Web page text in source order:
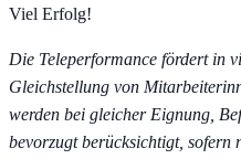
Viel Erfolg!
Die Teleperformance fördert in
Gleichstellung von
werden bei gleicher Eignung,
bevorzugt berücksichtigt, sofern